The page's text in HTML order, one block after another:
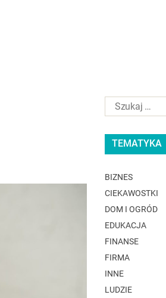
TEMATYKA
BIZNES
CIEKAWOSTKI
DOM I OGRÓD
EDUKACJA
FINANSE
FIRMA
INNE
LUDZIE